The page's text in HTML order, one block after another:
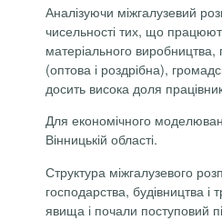
Аналізуючи міжгалузевий
чисельності тих, що
матеріального виробництва,
(оптова і роздрібна),
досить висока доля
Для економічного
Вінницькій області.
Структура міжгалузевого
господарства, будівництва і
явища і почали поступовий